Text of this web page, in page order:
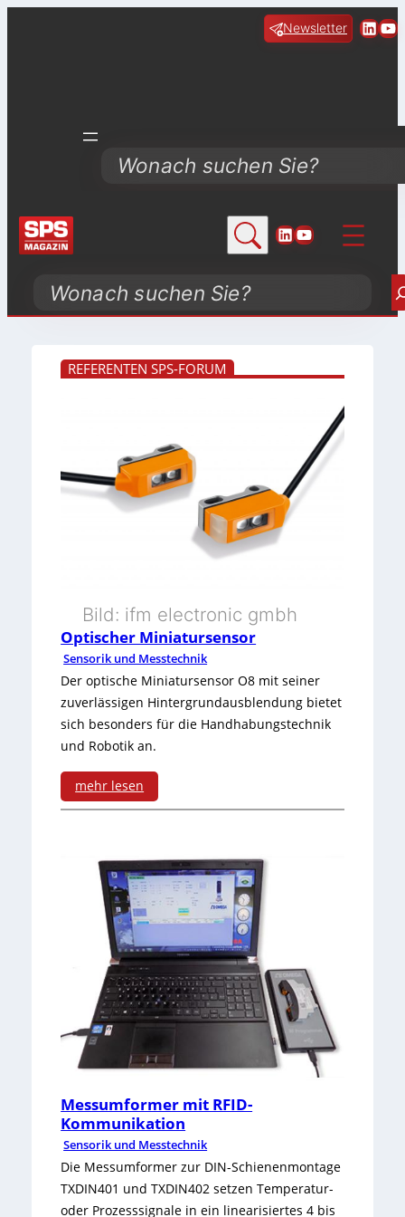
Newsletter
Search
LinkedIn
YouTube
Search
REFERENTEN SPS-FORUM
Bild: ifm electronic gmbh
Optischer Miniatursensor
Sensorik und Messtechnik
Der optische Miniatursensor O8 mit seiner
zuverlässigen Hintergrundausblendung bietet
sich besonders für die Handhabungstechnik
und Robotik an.
mehr lesen
:
h
r
M
i
n
Messumformer mit RFID-
Kommunikation
Sensorik und Messtechnik
Die Messumformer zur DIN-Schienenmontage
TXDIN401 und TXDIN402 setzen Temperatur-
oder Prozesssignale in ein linearisiertes 4 bis